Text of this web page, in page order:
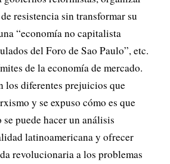
resistencia sin transformar su
“economía no capitalista
del Foro de Sao Paulo”, etc.
de la economía de mercado.
los diferentes prejuicios que
y se expuso cómo es que
puede hacer un análisis
latinoamericana y ofrecer
revolucionaria a los problemas